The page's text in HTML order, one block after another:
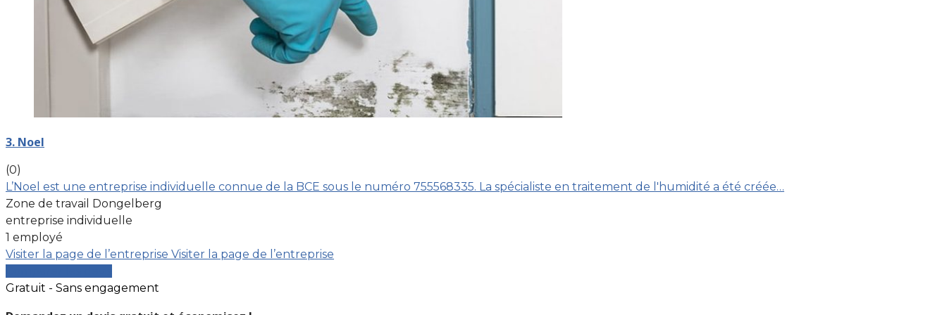
3. Noel
(0)
L’Noel est une entreprise individuelle connue de la BCE sous le numéro 755568335. La spécialiste en traitement de l'humidité a été créée…
Zone de travail Dongelberg
entreprise individuelle
1 employé
Visiter la page de l’entreprise Visiter la page de l’entreprise
Gratuit - Sans engagement